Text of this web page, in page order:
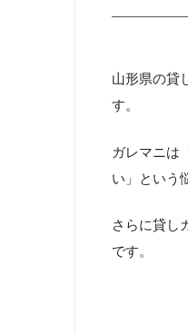
山形県の貸
す。
ガレマニは
い」という
さらに貸し
です。